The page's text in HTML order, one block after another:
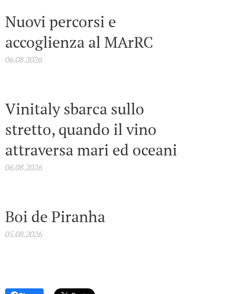
Nuovi percorsi e
accoglienza al MArRC
06.08.2026
Vinitaly sbarca sullo
stretto, quando il vino
attraversa mari ed oceani
06.08.2026
Boi de Piranha
05.08.2026